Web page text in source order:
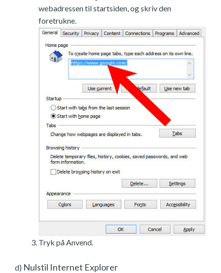
webadressen til startsiden, og skriv den
foretrukne.
Tryk på Anvend.
d) Nulstil Internet Explorer